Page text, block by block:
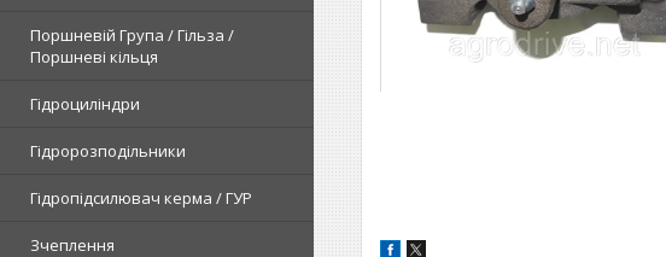
Поршневій Група / Гільза /
Поршневі кільця
Гідроциліндри
Гідророзподільники
Гідропідсилювач керма / ГУР
Зчеплення